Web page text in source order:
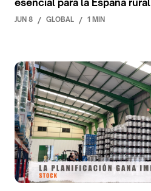
esencial para la España rural
JUN 8 / GLOBAL / 1 MIN